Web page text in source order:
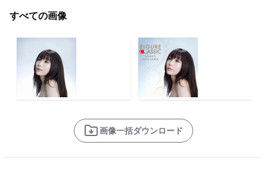
すべての画像
画像一括ダウンロード